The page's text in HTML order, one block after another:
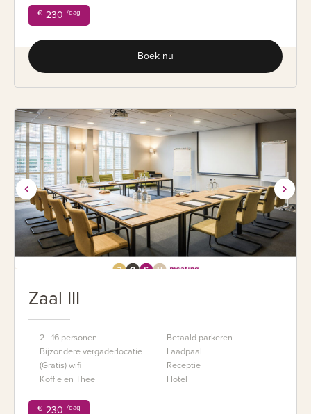
€ 230 /dag
Boek nu
Zaal III
2 - 16 personen
Bijzondere vergaderlocatie
(Gratis) wifi
Koffie en Thee
Betaald parkeren
Laadpaal
Receptie
Hotel
€ 230 /dag